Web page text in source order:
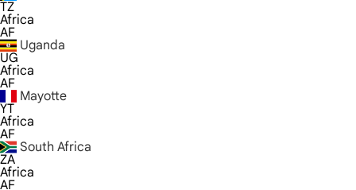
TZ
Africa
AF
Uganda
UG
Africa
AF
Mayotte
YT
Africa
AF
South Africa
ZA
Africa
AF